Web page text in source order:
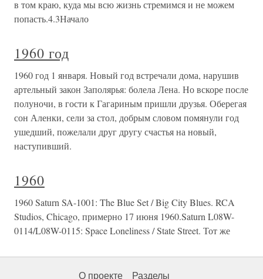
в том краю, куда мы всю жизнь стремимся и не можем
попасть.4.3Начало
1960 год
1960 год 1 января. Новый год встречали дома, нарушив
артельный закон Заполярья: болела Лена. Но вскоре после
полуночи, в гости к Гагариным пришли друзья. Оберегая
сон Аленки, сели за стол, добрым словом помянули год
ушедший, пожелали друг другу счастья на новый,
наступивший.
1960
1960 Saturn SA-1001: The Blue Set / Big City Blues. RCA
Studios, Chicago, примерно 17 июня 1960.Saturn L08W-
0114/L08W-0115: Space Loneliness / State Street. Тот же
О проекте Разделы